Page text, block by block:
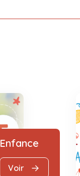
Enfance
Voir